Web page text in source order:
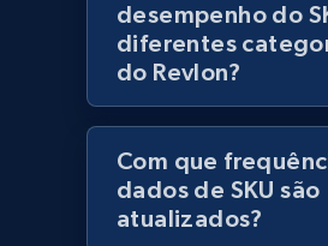
Lazada - Products
URL, Title, Rating, Reviews, Initial
price, Currency, Stock, and more.
988+ 160+
desempenho do
diferentes
do Revlon?
Com que
dados de SKU são
atualizados?